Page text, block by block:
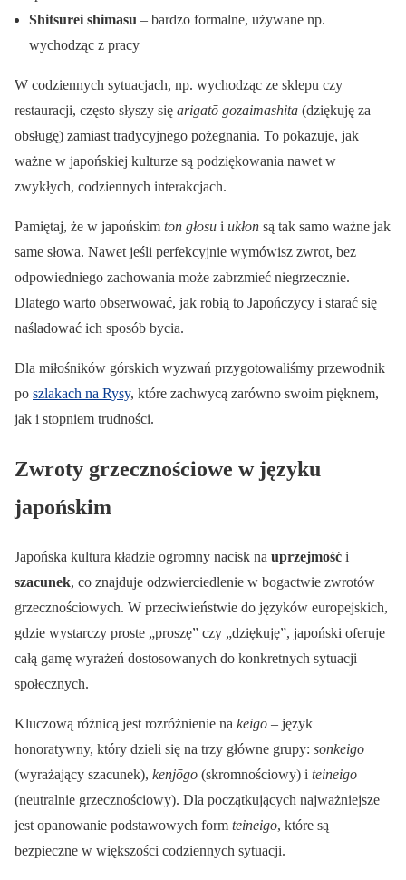
Shitsurei shimasu – bardzo formalne, używane np.
wychodząc z pracy
W codziennych sytuacjach, np. wychodząc ze sklepu czy
restauracji, często słyszy się arigatō gozaimashita (dziękuję za
obsługę) zamiast tradycyjnego pożegnania. To pokazuje, jak
ważne w japońskiej kulturze są podziękowania nawet w
zwykłych, codziennych interakcjach.
Pamiętaj, że w japońskim ton głosu i ukłon są tak samo ważne jak
same słowa. Nawet jeśli perfekcyjnie wymówisz zwrot, bez
odpowiedniego zachowania może zabrzmieć niegrzecznie.
Dlatego warto obserwować, jak robią to Japończycy i starać się
naśladować ich sposób bycia.
Dla miłośników górskich wyzwań przygotowaliśmy przewodnik
po szlakach na Rysy, które zachwycą zarówno swoim pięknem,
jak i stopniem trudności.
Zwroty grzecznościowe w języku
japońskim
Japońska kultura kładzie ogromny nacisk na uprzejmość i
szacunek, co znajduje odzwierciedlenie w bogactwie zwrotów
grzecznościowych. W przeciwieństwie do języków europejskich,
gdzie wystarczy proste „proszę” czy „dziękuję”, japoński oferuje
całą gamę wyrażeń dostosowanych do konkretnych sytuacji
społecznych.
Kluczową różnicą jest rozróżnienie na keigo – język
honoratywny, który dzieli się na trzy główne grupy: sonkeigo
(wyrażający szacunek), kenjōgo (skromnościowy) i teineigo
(neutralnie grzecznościowy). Dla początkujących najważniejsze
jest opanowanie podstawowych form teineigo, które są
bezpieczne w większości codziennych sytuacji.